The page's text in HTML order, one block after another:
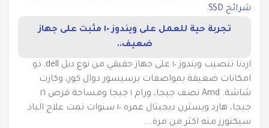
شرائح SSD
.
تجربة حية للعمل على ويندوز ١٠ مثبت على جهاز
ضعيف..
اردنا تنصيب ويندوز ١٠ على جهاز حقيقي من نوع ديل dell, ذو
امكانات ضعيفة بمواصفات برسيسور دوال كور، وكارت
شاشة. Amd نصف جيجا، ورام ١ جيجا ومساحة قرص ١٦
جيجا، هارد ويسترن ديجيتال عمره ١٠ سنوات تمت علاج الباد
سيكتورز منه اكثر من مرة....